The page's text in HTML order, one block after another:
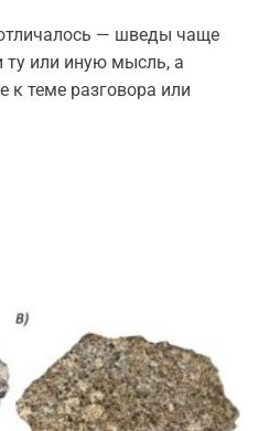
— шведы чаще
ту или иную мысль, а
теме разговора или